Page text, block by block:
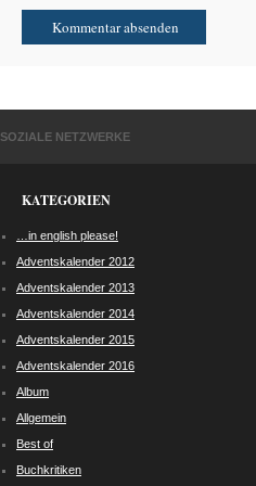
SOZIALE NETZWERKE
KATEGORIEN
…in english please!
Adventskalender 2012
Adventskalender 2013
Adventskalender 2014
Adventskalender 2015
Adventskalender 2016
Album
Allgemein
Best of
Buchkritiken